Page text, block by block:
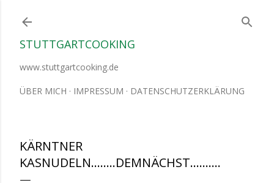
STUTTGARTCOOKING
www.stuttgartcooking.de
ÜBER MICH IMPRESSUM DATENSCHUTZERKLÄRUNG
KÄRNTNER
KASNUDELN........DEMNÄCHST..........